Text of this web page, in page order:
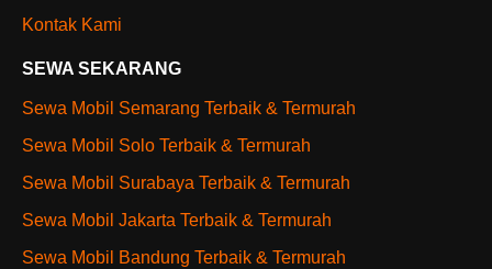
Kontak Kami
SEWA SEKARANG
Sewa Mobil Semarang Terbaik & Termurah
Sewa Mobil Solo Terbaik & Termurah
Sewa Mobil Surabaya Terbaik & Termurah
Sewa Mobil Jakarta Terbaik & Termurah
Sewa Mobil Bandung Terbaik & Termurah